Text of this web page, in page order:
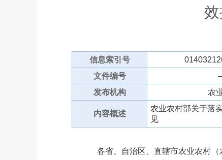
信息索引号
文件编号
发布机构
农
内容概述
农业农村部关于落
见
各省、自治区、直辖市农业农村（